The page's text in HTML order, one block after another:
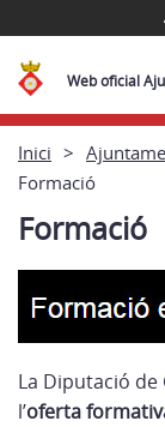
Web oficial
Inici
Formació
Formació
La Diputació
l’oferta